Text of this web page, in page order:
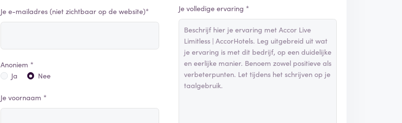
Je e-mailadres (niet zichtbaar op de website)*
Anoniem *
Ja
Nee
Je voornaam *
Je volledige ervaring *